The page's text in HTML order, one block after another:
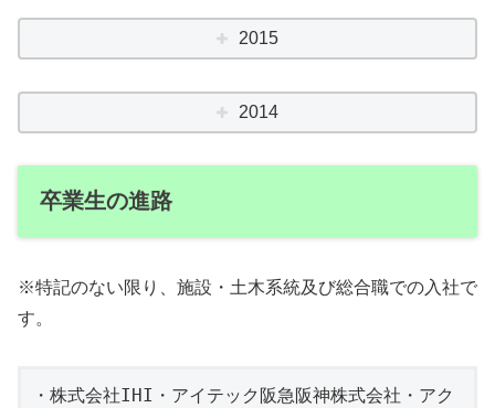
2015
2014
卒業生の進路
※特記のない限り、施設・土木系統及び総合職での入社で
す。
・株式会社IHI・アイテック阪急阪神株式会社・アク